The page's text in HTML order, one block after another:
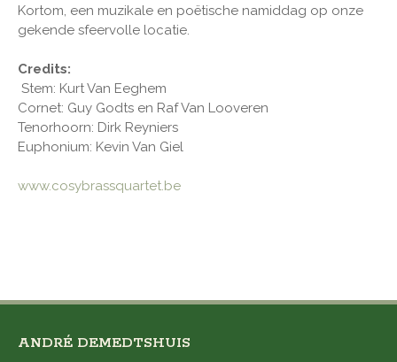
Kortom, een muzikale en poëtische namiddag op onze
gekende sfeervolle locatie.
Credits:
Stem: Kurt Van Eeghem
Cornet: Guy Godts en Raf Van Looveren
Tenorhoorn: Dirk Reyniers
Euphonium: Kevin Van Giel
www.cosybrassquartet.be
ANDRÉ DEMEDTSHUIS